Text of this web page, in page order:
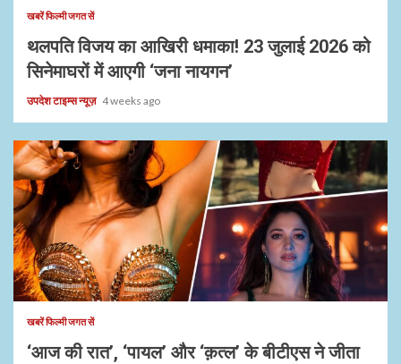
खबरें फिल्मी जगत सें
थलपति विजय का आखिरी धमाका! 23 जुलाई 2026 को
सिनेमाघरों में आएगी ‘जना नायगन’
उपदेश टाइम्स न्यूज़ 4 weeks ago
1 min read
खबरें फिल्मी जगत सें
‘आज की रात’, ‘पायल’ और ‘क़त्ल’ के बीटीएस ने जीता